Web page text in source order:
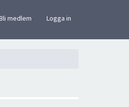
medlem Logga in